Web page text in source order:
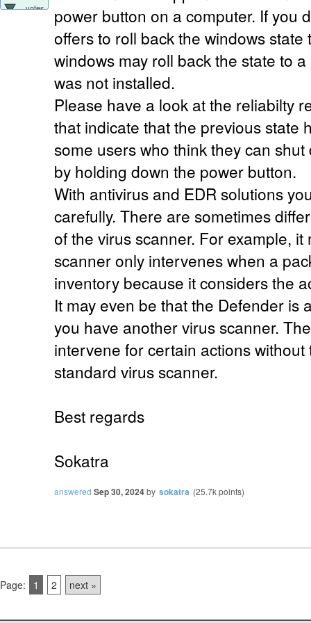
votes
power button on a computer. If you
offers to roll back the windows
windows may roll back the state to
was not installed.
Please have a look at the reliabilty
that indicate that the previous state
some users who think they can
by holding down the power button.
With antivirus and EDR solutions
carefully. There are sometimes
of the virus scanner. For example, it
scanner only intervenes when a
inventory because it considers the
It may even be that the Defender is
you have another virus scanner.
intervene for certain actions
standard virus scanner.
Best regards
Sokatra
answered Sep 30, 2024by sokatra (25.7kpoints)
Page: 1 2 next »